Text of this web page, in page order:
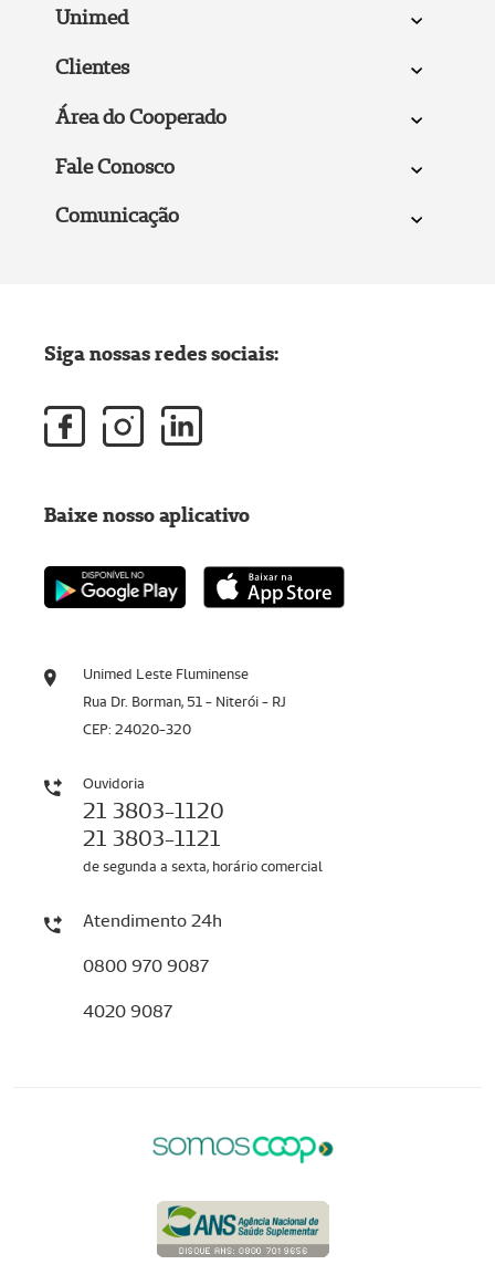
Unimed
Clientes
Área do Cooperado
Fale Conosco
Comunicação
Unimed Leste Fluminense
Rua Dr. Borman, 51 - Niterói - RJ
CEP: 24020-320
Ouvidoria
21 3803-1120
21 3803-1121
de segunda a sexta, horário comercial
Atendimento 24h
0800 970 9087
4020 9087
Siga nossas redes sociais:
Baixe nosso aplicativo